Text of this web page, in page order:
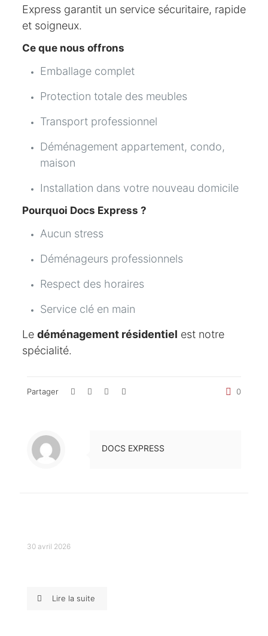
Express garantit un service sécuritaire, rapide
et soigneux.
Ce que nous offrons
Emballage complet
Protection totale des meubles
Transport professionnel
Déménagement appartement, condo,
maison
Installation dans votre nouveau domicile
Pourquoi Docs Express ?
Aucun stress
Déménageurs professionnels
Respect des horaires
Service clé en main
Le déménagement résidentiel est notre
spécialité.
Partager 0
DOCS EXPRESS
30 avril 2026
Lire la suite